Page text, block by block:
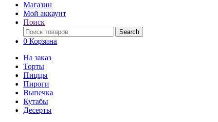
Магазин
Мой аккаунт
Поиск
Поиск
по:
Search
0 Корзина
На заказ
Торты
Пиццы
Пироги
Выпечка
Кутабы
Десерты